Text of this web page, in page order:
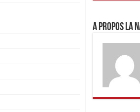
A propos LA